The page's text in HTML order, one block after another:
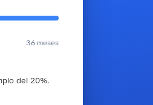
36 meses
del 20%.